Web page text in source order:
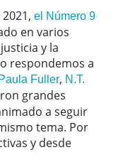
el Número 9
en varios
y la
respondemos a
Paula Fuller, N.T.
grandes
a seguir
tema. Por
y desde